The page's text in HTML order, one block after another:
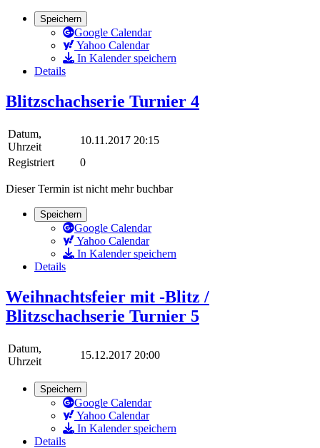
Speichern
Google Calendar
Yahoo Calendar
In Kalender speichern
Details
Blitzschachserie Turnier 4
Datum,
Uhrzeit
10.11.2017 20:15
Registriert
0
Dieser Termin ist nicht mehr buchbar
Speichern
Google Calendar
Yahoo Calendar
In Kalender speichern
Details
Weihnachtsfeier mit -Blitz /
Blitzschachserie Turnier 5
Datum,
Uhrzeit
15.12.2017 20:00
Speichern
Google Calendar
Yahoo Calendar
In Kalender speichern
Details